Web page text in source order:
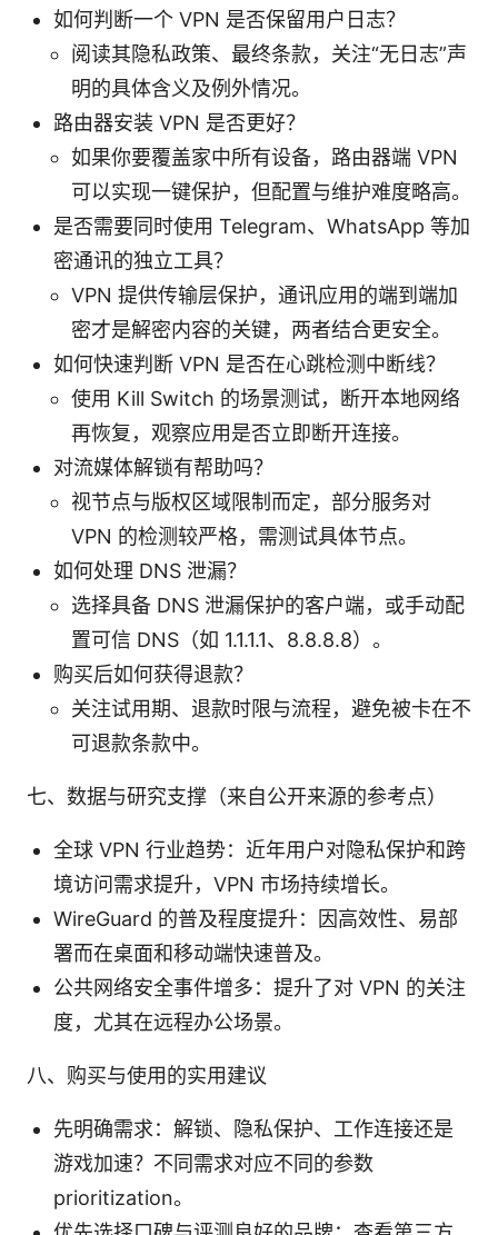
如何判断一个 VPN 是否保留用户日志？
阅读其隐私政策、最终条款，关注“无日志”声
明的具体含义及例外情况。
路由器安装 VPN 是否更好？
如果你要覆盖家中所有设备，路由器端 VPN
可以实现一键保护，但配置与维护难度略高。
是否需要同时使用 Telegram、WhatsApp 等加
密通讯的独立工具？
VPN 提供传输层保护，通讯应用的端到端加
密才是解密内容的关键，两者结合更安全。
如何快速判断 VPN 是否在心跳检测中断线？
使用 Kill Switch 的场景测试，断开本地网络
再恢复，观察应用是否立即断开连接。
对流媒体解锁有帮助吗？
视节点与版权区域限制而定，部分服务对
VPN 的检测较严格，需测试具体节点。
如何处理 DNS 泄漏？
选择具备 DNS 泄漏保护的客户端，或手动配
置可信 DNS（如 1.1.1.1、8.8.8.8）。
购买后如何获得退款？
关注试用期、退款时限与流程，避免被卡在不
可退款条款中。
七、数据与研究支撑（来自公开来源的参考点）
全球 VPN 行业趋势：近年用户对隐私保护和跨
境访问需求提升，VPN 市场持续增长。
WireGuard 的普及程度提升：因高效性、易部
署而在桌面和移动端快速普及。
公共网络安全事件增多：提升了对 VPN 的关注
度，尤其在远程办公场景。
八、购买与使用的实用建议
先明确需求：解锁、隐私保护、工作连接还是
游戏加速？不同需求对应不同的参数
prioritization。